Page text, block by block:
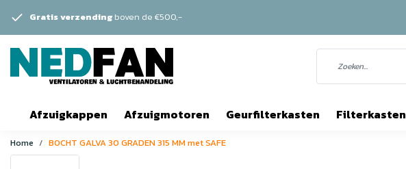
Gratis verzending boven de €500,-
Afzuigkappen Afzuigmotoren Geurfilterkasten Filterkasten
Home BOCHT GALVA 30 GRADEN 315 MM met SAFE